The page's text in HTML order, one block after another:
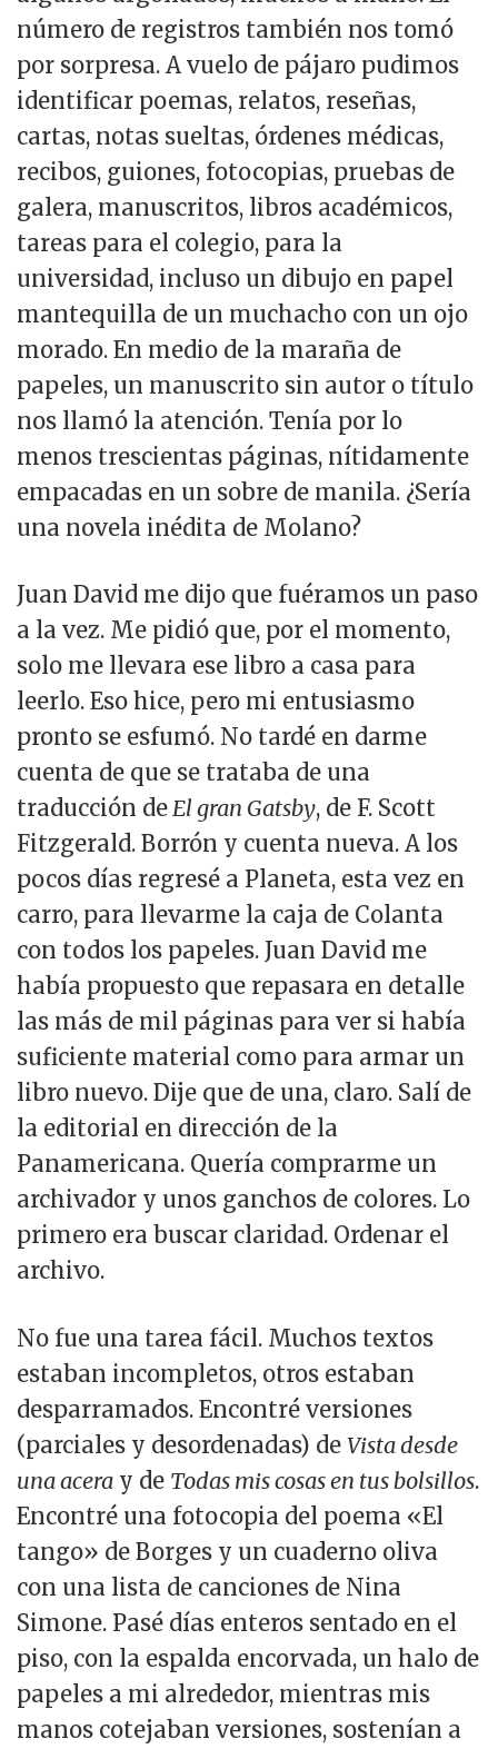
número de registros también nos tomó
por sorpresa. A vuelo de pájaro pudimos
identificar poemas, relatos, reseñas,
cartas, notas sueltas, órdenes médicas,
recibos, guiones, fotocopias, pruebas de
galera, manuscritos, libros académicos,
tareas para el colegio, para la
universidad, incluso un dibujo en papel
mantequilla de un muchacho con un ojo
morado. En medio de la maraña de
papeles, un manuscrito sin autor o título
nos llamó la atención. Tenía por lo
menos trescientas páginas, nítidamente
empacadas en un sobre de manila. ¿Sería
una novela inédita de Molano?
Juan David me dijo que fuéramos un paso
a la vez. Me pidió que, por el momento,
solo me llevara ese libro a casa para
leerlo. Eso hice, pero mi entusiasmo
pronto se esfumó. No tardé en darme
cuenta de que se trataba de una
traducción deEl gran Gatsby, de F. Scott
Fitzgerald. Borrón y cuenta nueva. A los
pocos días regresé a Planeta, esta vez en
carro, para llevarme la caja de Colanta
con todos los papeles. Juan David me
había propuesto que repasara en detalle
las más de mil páginas para ver si había
suficiente material como para armar un
libro nuevo. Dije que de una, claro. Salí de
la editorial en dirección de la
Panamericana. Quería comprarme un
archivador y unos ganchos de colores. Lo
primero era buscar claridad. Ordenar el
archivo.
No fue una tarea fácil. Muchos textos
estaban incompletos, otros estaban
desparramados. Encontré versiones
(parciales y desordenadas) de Vista desde
una acera y de Todas mis cosas en tus bolsillos.
Encontré una fotocopia del poema «El
tango» de Borges y un cuaderno oliva
con una lista de canciones de Nina
Simone. Pasé días enteros sentado en el
piso, con la espalda encorvada, un halo de
papeles a mi alrededor, mientras mis
manos cotejaban versiones, sostenían a